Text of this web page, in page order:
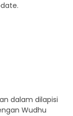
dalam dilapisi
Wudhu